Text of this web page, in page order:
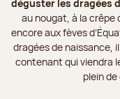
déguster les dragées
au nougat, à la crêpe
encore aux fèves
dragées de naissance,
contenant qui viendra
plein